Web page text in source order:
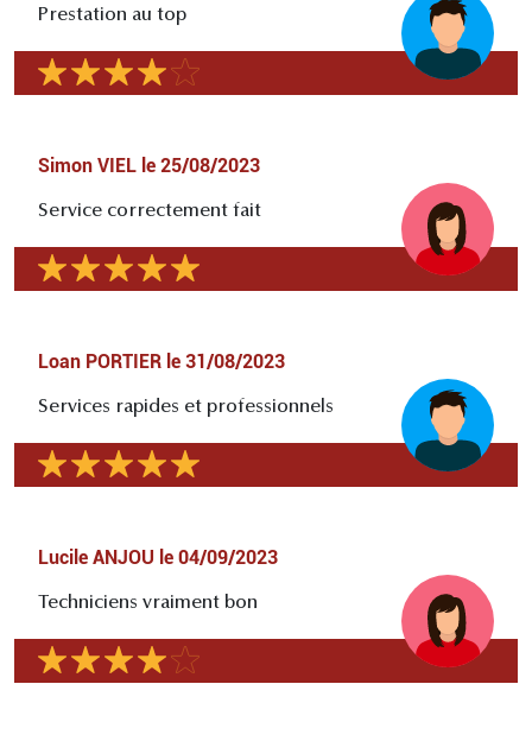
Prestation au top
Simon VIEL le 25/08/2023
Service correctement fait
Loan PORTIER le 31/08/2023
Services rapides et professionnels
Lucile ANJOU le 04/09/2023
Techniciens vraiment bon